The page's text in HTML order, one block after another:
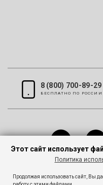
8 (800) 700-89-29
БЕСПЛАТНО ПО РОССИИ
Этот сайт использует
Политика
Продолжая использовать сайт, Вы